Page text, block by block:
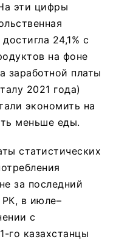
эти цифры
24,1% с
на фоне
заработной платы
2021 года)
экономить на
меньше еды.
статистических
за последний
в июле–
с
го казахстанцы